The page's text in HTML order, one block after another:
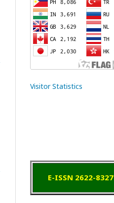
Visitor Statistics
E-ISSN 2622-8327